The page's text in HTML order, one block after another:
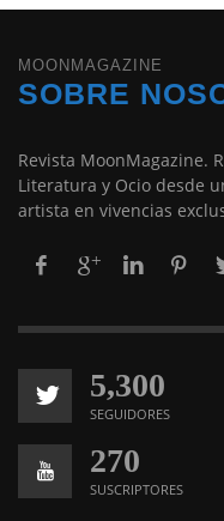
MOONMAGAZINE
SOBRE
Revista MoonMagazine.
Literatura y Ocio desde
artista en vivencias
5,300
SEGUIDORES
270
SUSCRIPTORES